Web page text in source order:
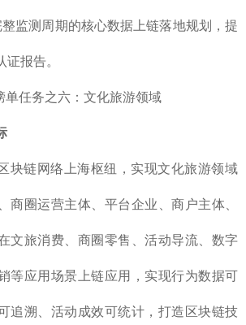
监测周期的核心数据上链落地规划，提
报告。
单任务之六：文化旅游领域
块链网络上海枢纽，实现文化旅游领域
商圈运营主体、平台企业、商户主体、
文旅消费、商圈零售、活动导流、数字
等应用场景上链应用，实现行为数据可
追溯、活动成效可统计，打造区块链技